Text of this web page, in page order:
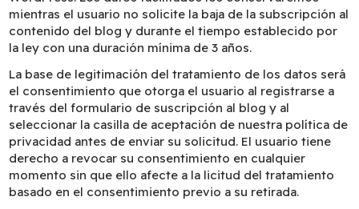
mientras el usuario no solicite la baja de la subscripción al
contenido del blog y durante el tiempo establecido por
la ley con una duración mínima de 3 años.
La base de legitimación del tratamiento de los datos será
el consentimiento que otorga el usuario al registrarse a
través del formulario de suscripción al blog y al
seleccionar la casilla de aceptación de nuestra política de
privacidad antes de enviar su solicitud. El usuario tiene
derecho a revocar su consentimiento en cualquier
momento sin que ello afecte a la licitud del tratamiento
basado en el consentimiento previo a su retirada.